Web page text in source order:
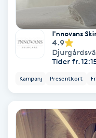
Vaxning brasiliansk
Vibrationsmassage
Vinyasa Yoga
I'nnovans
4.9
Tider fr.
Kampanj Presentkort